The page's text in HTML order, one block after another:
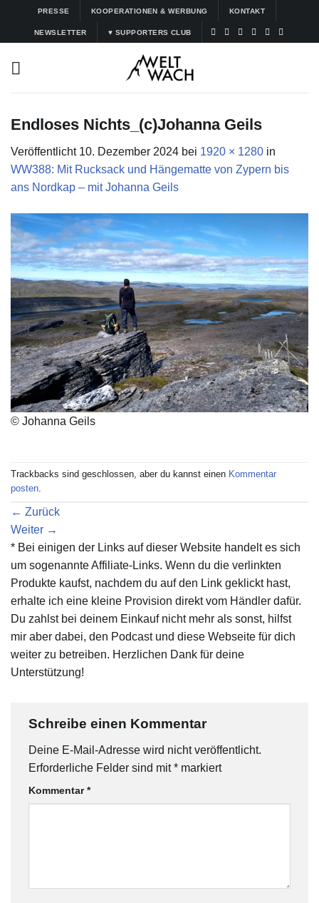
springen
PRESSE KOOPERATIONEN & WERBUNG KONTAKT
NEWSLETTER ♥ SUPPORTERS CLUB
Endloses Nichts_(c)Johanna Geils
Veröffentlicht 10. Dezember 2024 bei 1920 × 1280 in
WW388: Mit Rucksack und Hängematte von Zypern bis
ans Nordkap – mit Johanna Geils
© Johanna Geils
Trackbacks sind geschlossen, aber du kannst einen Kommentar
posten.
← Zurück
Weiter →
* Bei einigen der Links auf dieser Website handelt es sich
um sogenannte Affiliate-Links. Wenn du die verlinkten
Produkte kaufst, nachdem du auf den Link geklickt hast,
erhalte ich eine kleine Provision direkt vom Händler dafür.
Du zahlst bei deinem Einkauf nicht mehr als sonst, hilfst
mir aber dabei, den Podcast und diese Webseite für dich
weiter zu betreiben. Herzlichen Dank für deine
Unterstützung!
Schreibe einen Kommentar
Deine E-Mail-Adresse wird nicht veröffentlicht.
Erforderliche Felder sind mit* markiert
Kommentar*